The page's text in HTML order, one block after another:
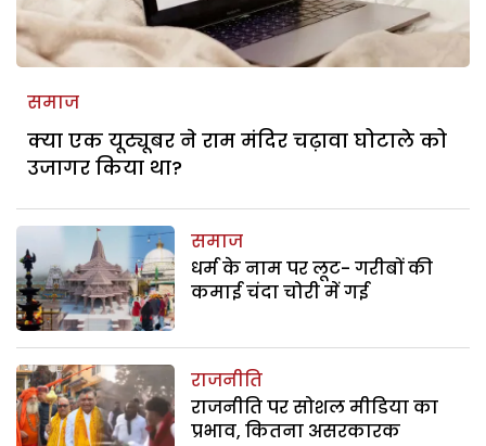
समाज
क्या एक यूट्यूबर ने राम मंदिर चढ़ावा घोटाले को
उजागर किया था?
समाज
धर्म के नाम पर लूट- गरीबों की
कमाई चंदा चोरी में गई
राजनीति
राजनीति पर सोशल मीडिया का
प्रभाव, कितना असरकारक